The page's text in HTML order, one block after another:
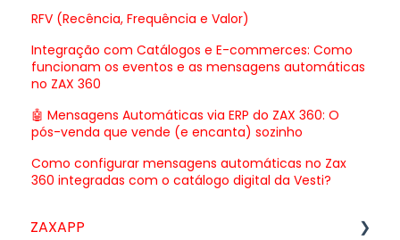
RFV (Recência, Frequência e Valor)
Integração com Catálogos e E-commerces: Como
funcionam os eventos e as mensagens automáticas
no ZAX 360
🤖 Mensagens Automáticas via ERP do ZAX 360: O
pós-venda que vende (e encanta) sozinho
Como configurar mensagens automáticas no Zax
360 integradas com o catálogo digital da Vesti?
ZAXAPP